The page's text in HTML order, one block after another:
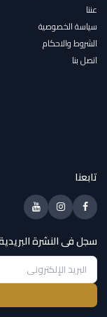
عننا
سياسة الخصوصية
الشروط والاحكام
اتصل بنا
تابعنا
سجل فى النشرة